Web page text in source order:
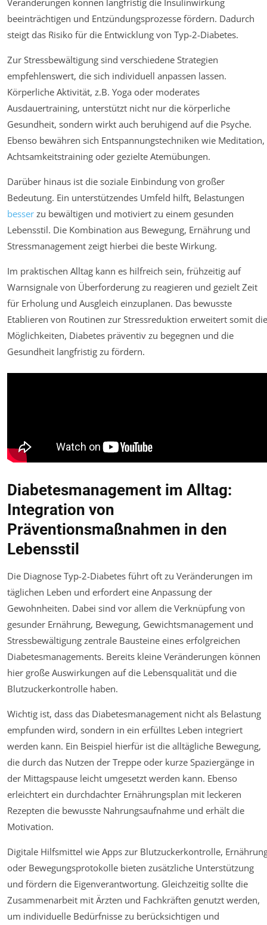
beeinträchtigen und Entzündungsprozesse fördern. Dadurch
steigt das Risiko für die Entwicklung von Typ-2-Diabetes.
Zur Stressbewältigung sind verschiedene Strategien
empfehlenswert, die sich individuell anpassen lassen.
Körperliche Aktivität, z.B. Yoga oder moderates
Ausdauertraining, unterstützt nicht nur die körperliche
Gesundheit, sondern wirkt auch beruhigend auf die Psyche.
Ebenso bewähren sich Entspannungstechniken wie Meditation,
Achtsamkeitstraining oder gezielte Atemübungen.
Darüber hinaus ist die soziale Einbindung von großer
Bedeutung. Ein unterstützendes Umfeld hilft, Belastungen
besser zu bewältigen und motiviert zu einem gesunden
Lebensstil. Die Kombination aus Bewegung, Ernährung und
Stressmanagement zeigt hierbei die beste Wirkung.
Im praktischen Alltag kann es hilfreich sein, frühzeitig auf
Warnsignale von Überforderung zu reagieren und gezielt Zeit
für Erholung und Ausgleich einzuplanen. Das bewusste
Etablieren von Routinen zur Stressreduktion erweitert somit die
Möglichkeiten, Diabetes präventiv zu begegnen und die
Gesundheit langfristig zu fördern.
Diabetesmanagement im Alltag:
Integration von
Präventionsmaßnahmen in den
Lebensstil
Die Diagnose Typ-2-Diabetes führt oft zu Veränderungen im
täglichen Leben und erfordert eine Anpassung der
Gewohnheiten. Dabei sind vor allem die Verknüpfung von
gesunder Ernährung, Bewegung, Gewichtsmanagement und
Stressbewältigung zentrale Bausteine eines erfolgreichen
Diabetesmanagements. Bereits kleine Veränderungen können
hier große Auswirkungen auf die Lebensqualität und die
Blutzuckerkontrolle haben.
Wichtig ist, dass das Diabetesmanagement nicht als Belastung
empfunden wird, sondern in ein erfülltes Leben integriert
werden kann. Ein Beispiel hierfür ist die alltägliche Bewegung,
die durch das Nutzen der Treppe oder kurze Spaziergänge in
der Mittagspause leicht umgesetzt werden kann. Ebenso
erleichtert ein durchdachter Ernährungsplan mit leckeren
Rezepten die bewusste Nahrungsaufnahme und erhält die
Motivation.
Digitale Hilfsmittel wie Apps zur Blutzuckerkontrolle,
oder Bewegungsprotokolle bieten zusätzliche Unterstützung
und fördern die Eigenverantwortung. Gleichzeitig sollte die
Zusammenarbeit mit Ärzten und Fachkräften genutzt werden,
um individuelle Bedürfnisse zu berücksichtigen und